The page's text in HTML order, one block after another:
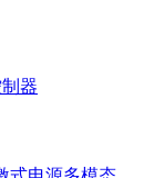
器